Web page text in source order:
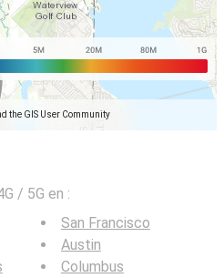
the GIS User Community
/ 5G en :
San Francisco
Austin
Columbus